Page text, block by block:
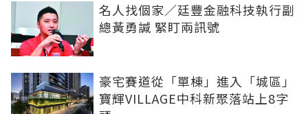
名人找個家／廷豐金融科技執行副
總黃勇諴 緊盯兩訊號
豪宅賽道從「單棟」進入「城區」
寶輝VILLAGE中科新聚落站上8字